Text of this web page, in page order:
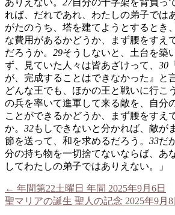
れば、だれであれ、わたしの弟子では
がたのうち、塔を建てようとするとき
な費用があるかどうか、まず腰をすえ
だろうか。 29そうしないと、土台を築
ず、見ていた人々は皆あざけって、 30
が、完成することはできなかった』と
どんな王でも、ほかの王と戦いに行こ
の兵を率いて進軍して来る敵を、自分
ことができるかどうか、まず腰をすえ
か。 32もしできないと分かれば、敵が
節を送って、和を求めるだろう。 33だ
分の持ち物を一切捨てないならば、あ
してわたしの弟子ではありえない。」
← 年間第22土曜日 年間 2025年9月6日
聖マリアの誕生 聖人の記念 2025年9月8